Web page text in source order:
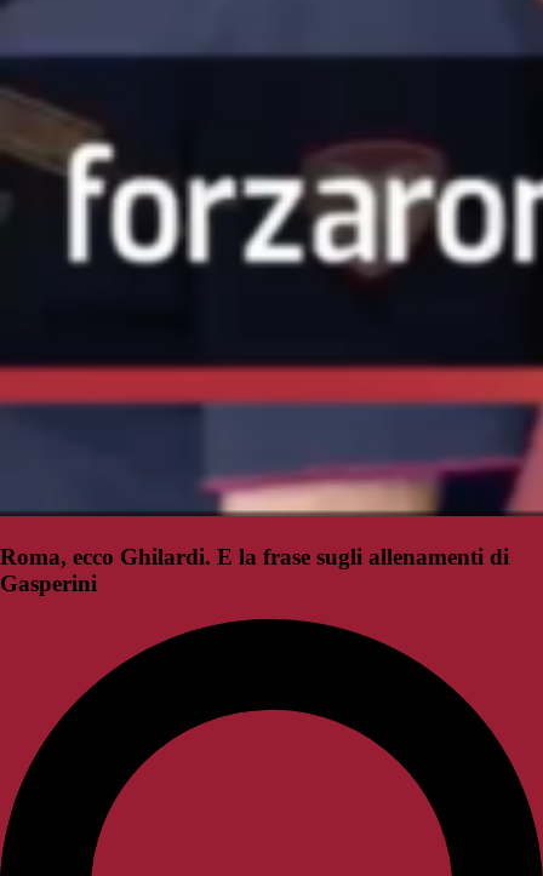
Roma, ecco Ghilardi. E la frase sugli allenamenti di
Gasperini